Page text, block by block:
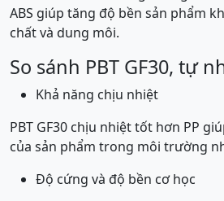
ABS giúp tăng độ bền sản phẩm
chất và dung môi.
So sánh PBT GF30, tự
Khả năng chịu nhiệt
PBT GF30 chịu nhiệt tốt hơn PP
của sản phẩm trong môi trường
Độ cứng và độ bền cơ học